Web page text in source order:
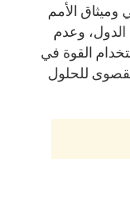
وميثاق الأمم
الدول، وعدم
القوة في
للحلول